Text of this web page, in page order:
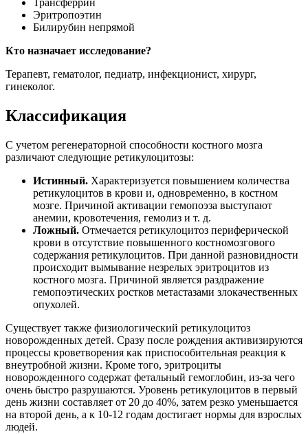
Трансферрин
Эритропоэтин
Билирубин непрямой
Кто назначает исследование?
Терапевт, гематолог, педиатр, инфекционист, хирург,
гинеколог.
Классификация
С учетом регенераторной способности костного мозга
различают следующие ретикулоцитозы:
Истинный. Характеризуется повышением количества
ретикулоцитов в крови и, одновременно, в костном
мозге. Причиной активации гемопоэза выступают
анемии, кровотечения, гемолиз и т. д.
Ложный. Отмечается ретикулоцитоз периферической
крови в отсутствие повышенного костномозгового
содержания ретикулоцитов. При данной разновидности
происходит вымывание незрелых эритроцитов из
костного мозга. Причиной является раздражение
гемопоэтических ростков метастазами злокачественных
опухолей.
Существует также физиологический ретикулоцитоз
новорожденных детей. Сразу после рождения активизируются
процессы кроветворения как приспособительная реакция к
внеутробной жизни. Кроме того, эритроциты
новорожденного содержат фетальный гемоглобин, из-за чего
очень быстро разрушаются. Уровень ретикулоцитов в первый
день жизни составляет от 20 до 40%, затем резко уменьшается
на второй день, а к 10-12 годам достигает нормы для взрослых
людей.